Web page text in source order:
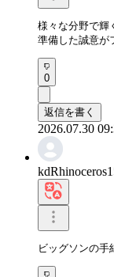
様々な分野で輝
準備した誠意が
0
返信を書く
2026.07.30
ビッグソンの手